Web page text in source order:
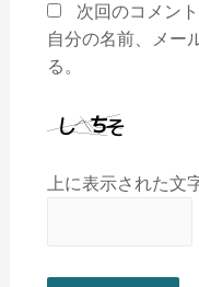
次回のコメン
自分の名前、メー
る。
上に表示された文